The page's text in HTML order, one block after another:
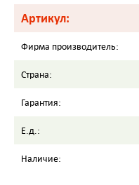
Артикул:
Фирма производитель:
Страна:
Гарантия:
Е.д.:
Наличие: